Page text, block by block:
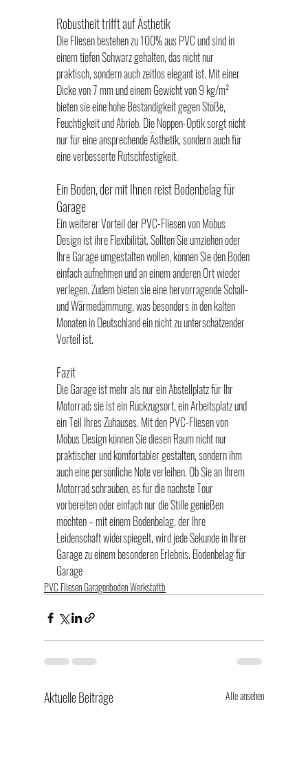
Robustheit trifft auf Ästhetik
Die Fliesen bestehen zu 100% aus PVC und sind in
einem tiefen Schwarz gehalten, das nicht nur
praktisch, sondern auch zeitlos elegant ist. Mit einer
Dicke von 7 mm und einem Gewicht von 9 kg/m²
bieten sie eine hohe Beständigkeit gegen Stöße,
Feuchtigkeit und Abrieb. Die Noppen-Optik sorgt nicht
nur für eine ansprechende Ästhetik, sondern auch für
eine verbesserte Rutschfestigkeit.
Ein Boden, der mit Ihnen reist Bodenbelag für
Garage
Ein weiterer Vorteil der PVC-Fliesen von Möbus
Design ist ihre Flexibilität. Sollten Sie umziehen oder
Ihre Garage umgestalten wollen, können Sie den Boden
einfach aufnehmen und an einem anderen Ort wieder
verlegen. Zudem bieten sie eine hervorragende Schall-
und Wärmedämmung, was besonders in den kalten
Monaten in Deutschland ein nicht zu unterschätzender
Vorteil ist.
Fazit
Die Garage ist mehr als nur ein Abstellplatz für Ihr
Motorrad; sie ist ein Rückzugsort, ein Arbeitsplatz und
ein Teil Ihres Zuhauses. Mit den PVC-Fliesen von
Möbus Design können Sie diesen Raum nicht nur
praktischer und komfortabler gestalten, sondern ihm
auch eine persönliche Note verleihen. Ob Sie an Ihrem
Motorrad schrauben, es für die nächste Tour
vorbereiten oder einfach nur die Stille genießen
möchten – mit einem Bodenbelag, der Ihre
Leidenschaft widerspiegelt, wird jede Sekunde in Ihrer
Garage zu einem besonderen Erlebnis. Bodenbelag für
Garage
PVC Fliesen Garagenboden Werkstattb
Aktuelle Beiträge Alle ansehen